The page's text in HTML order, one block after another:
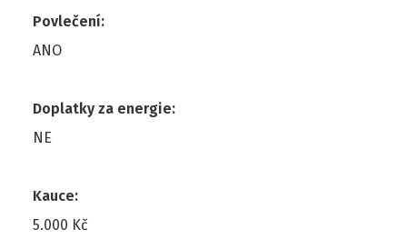
Povlečení:
ANO
Doplatky za energie:
NE
Kauce:
5.000 Kč